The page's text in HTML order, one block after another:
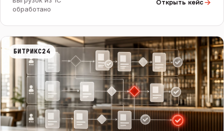
обработано
Открыть кейс
БИТРИКС24